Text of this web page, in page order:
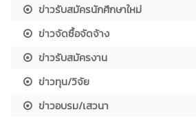
ข่าวรับสมัครนักศึกษาใหม่
ข่าวจัดซื้อจัดจ้าง
ข่าวรับสมัครงาน
ข่าวทุน/วิจัย
ข่าวอบรม/เสวนา